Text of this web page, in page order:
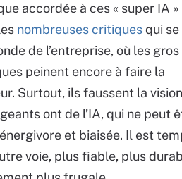
accordée à ces « super IA »
nombreuses critiquesqui se
de l’entreprise, où les gros
peinent encore à faire la
Surtout, ils faussent la vision
ont de l’IA, qui ne peut
et biaisée. Il est
voie, plus fiable, plus